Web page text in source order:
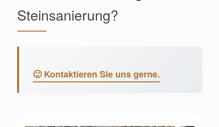
Steinsanierung?
🙂 Kontaktieren Sie uns gerne.